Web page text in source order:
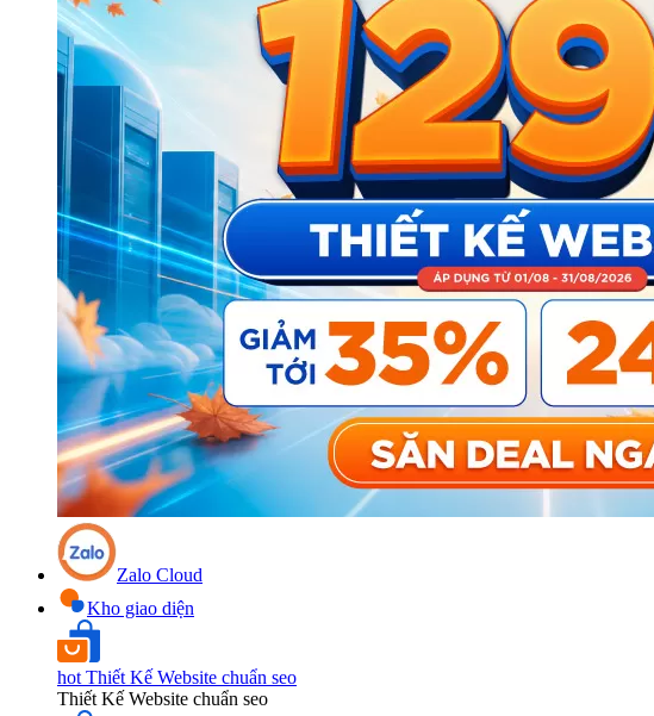
Zalo Cloud
Kho giao diện
hot Thiết Kế Website chuẩn seo
Thiết Kế Website chuẩn seo